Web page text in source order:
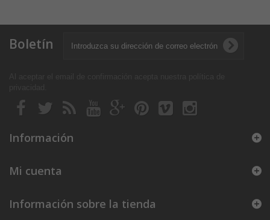
Boletín
Información
Mi cuenta
Información sobre la tienda